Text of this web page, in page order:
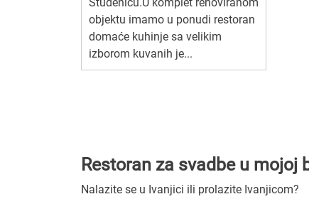
objektu imamo u ponudi restoran
domaće kuhinje sa velikim
izborom kuvanih je...
Restoran za svadbe u mojoj
Nalazite se u Ivanjici ili prolazite Ivanjicom?